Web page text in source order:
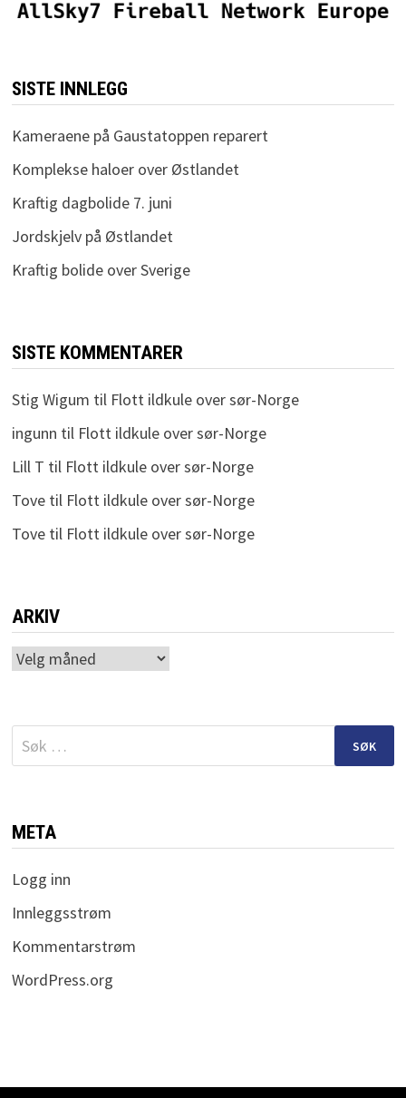
SISTE INNLEGG
Kameraene på Gaustatoppen reparert
Komplekse haloer over Østlandet
Kraftig dagbolide 7. juni
Jordskjelv på Østlandet
Kraftig bolide over Sverige
SISTE KOMMENTARER
Stig Wigum til Flott ildkule over sør-Norge
ingunn til Flott ildkule over sør-Norge
Lill T til Flott ildkule over sør-Norge
Tovetil Flott ildkule over sør-Norge
Tovetil Flott ildkule over sør-Norge
ARKIV
Arkiv
Søk
etter:
META
Logg inn
Innleggsstrøm
Kommentarstrøm
WordPress.org